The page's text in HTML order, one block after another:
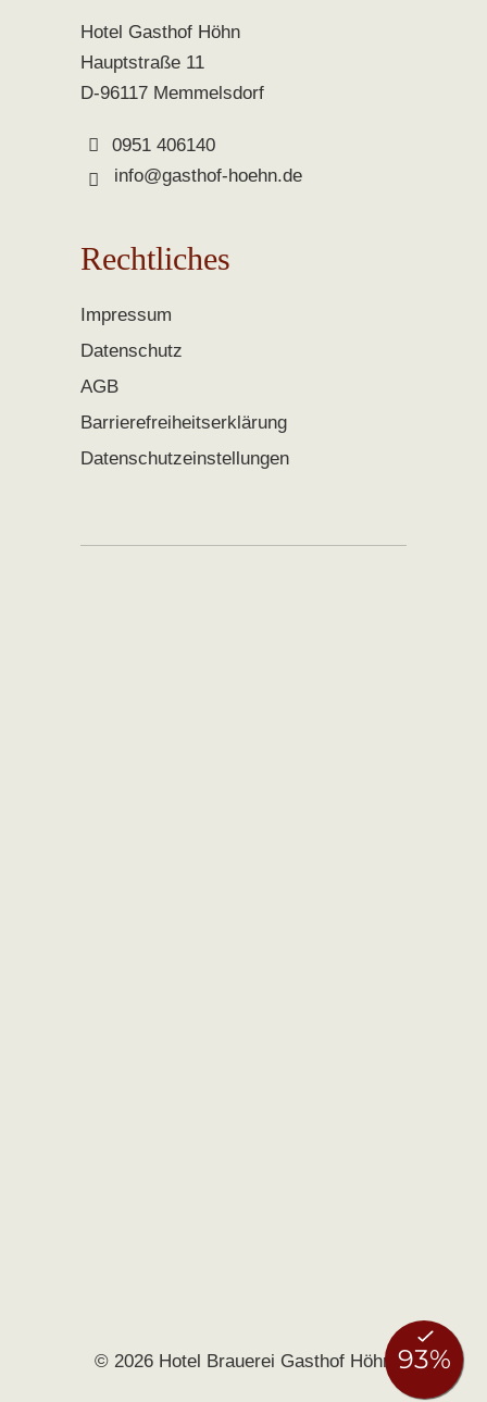
Hotel Gasthof Höhn
Hauptstraße 11
D-96117 Memmelsdorf
0951 406140
info@gasthof-hoehn.de
Rechtliches
Impressum
Datenschutz
AGB
Barrierefreiheitserklärung
Datenschutzeinstellungen
© 2026 Hotel Brauerei Gasthof Höhn